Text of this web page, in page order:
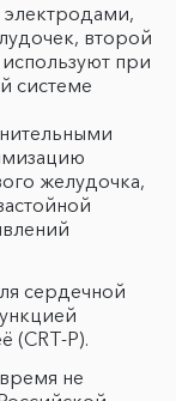
второй
при
системе
желудочка,
сердечной
(CRT-P).
не